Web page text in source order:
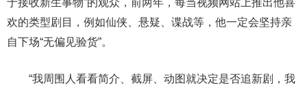
于接收新生事物”的观众，前两年，每当视频网站上推出他喜
欢的类型剧目，例如仙侠、悬疑、谍战等，他一定会坚持亲
自下场“无偏见验货”。
“我周围人看看简介、截屏、动图就决定是否追新剧，我